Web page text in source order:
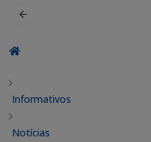
Informativos
Notícias